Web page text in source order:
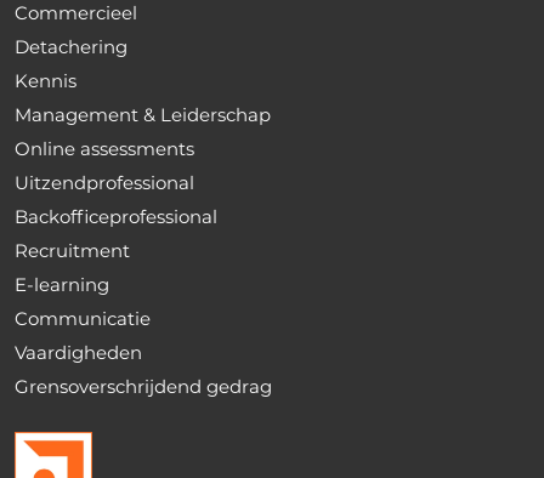
Commercieel
Detachering
Kennis
Management & Leiderschap
Online assessments
Uitzendprofessional
Backofficeprofessional
Recruitment
E-learning
Communicatie
Vaardigheden
Grensoverschrijdend gedrag